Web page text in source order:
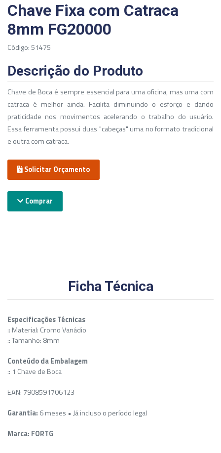
Chave Fixa com Catraca
8mm FG20000
Código: 51475
Descrição do Produto
Chave de Boca é sempre essencial para uma oficina, mas uma com
catraca é melhor ainda. Facilita diminuindo o esforço e dando
praticidade nos movimentos acelerando o trabalho do usuário.
Essa ferramenta possui duas "cabeças" uma no formato tradicional
e outra com catraca.
Solicitar Orçamento
Comprar
Ficha Técnica
Especificações Técnicas
:: Material: Cromo Vanádio
:: Tamanho: 8mm
Conteúdo da Embalagem
:: 1 Chave de Boca
EAN: 7908591706123
Garantia: 6 meses • Já incluso o período legal
Marca: FORTG